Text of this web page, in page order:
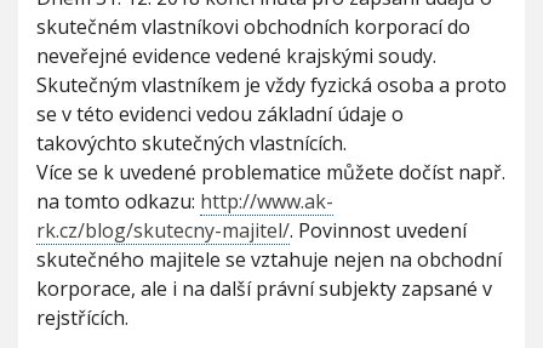
I
A
E
i
d
e
n
c
e
s
k
u
t
e
č
n
skutečném vlastníkovi obchodních korporací do
neveřejné evidence vedené krajskými soudy.
Skutečným vlastníkem je vždy fyzická osoba a proto
se v této evidenci vedou základní údaje o
takovýchto skutečných vlastnících.
Více se k uvedené problematice můžete dočíst např.
na tomto odkazu: http://www.ak-
rk.cz/blog/skutecny-majitel/. Povinnost uvedení
skutečného majitele se vztahuje nejen na obchodní
korporace, ale i na další právní subjekty zapsané v
rejstřících.